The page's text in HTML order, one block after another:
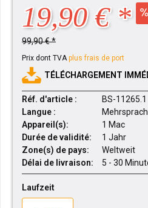
19,90 € *
99,90 € *
Prix dont TVAplus frais de port
TÉLÉCHARGEMENT
Réf. d'article :
BS-11265.1
Langue :
Appareil(s):
1 Mac
Durée de validité:
1 Jahr
Zone(s) de pays:
Weltweit
Délai de livraison:
5 - 30
Laufzeit